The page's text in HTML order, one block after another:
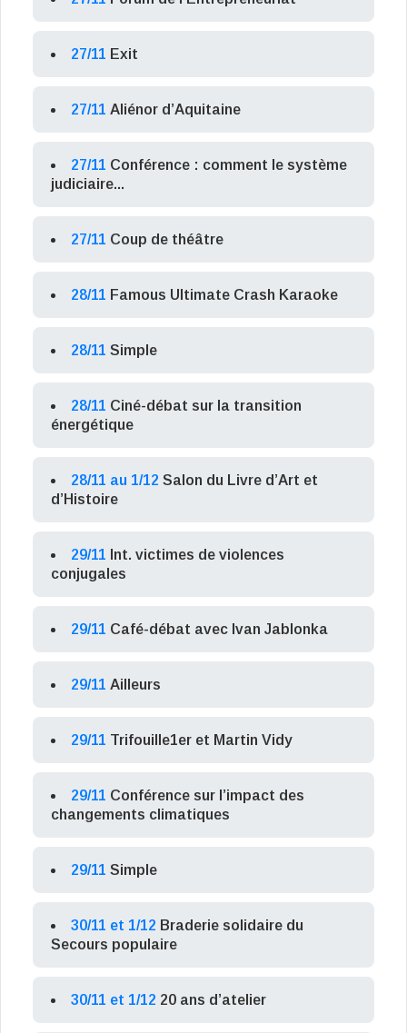
27/11 Exit
27/11 Aliénor d’Aquitaine
27/11 Conférence : comment le système
judiciaire...
27/11 Coup de théâtre
28/11 Famous Ultimate Crash Karaoke
28/11 Simple
28/11 Ciné-débat sur la transition
énergétique
28/11 au 1/12 Salon du Livre d’Art et
d’Histoire
29/11 Int. victimes de violences
conjugales
29/11 Café-débat avec Ivan Jablonka
29/11 Ailleurs
29/11 Trifouille1er et Martin Vidy
29/11 Conférence sur l’impact des
changements climatiques
29/11 Simple
30/11 et 1/12 Braderie solidaire du
Secours populaire
30/11 et 1/12 20 ans d’atelier